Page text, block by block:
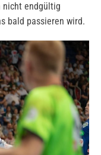
nicht endgültig
bald passieren wird.